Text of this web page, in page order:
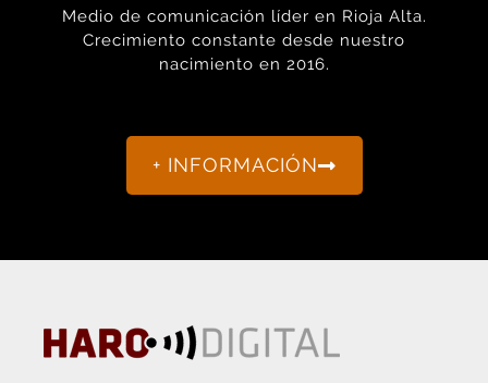
Medio de comunicación líder en Rioja Alta.
Crecimiento constante desde nuestro
nacimiento en 2016.
+ INFORMACIÓN